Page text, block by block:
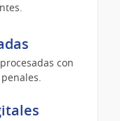
con